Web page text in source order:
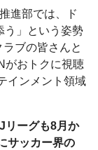
進部では、ド
う」という姿勢
ブの皆さんと
がおトクに視聴
インメント領域
ーグも8月か
サッカー界の